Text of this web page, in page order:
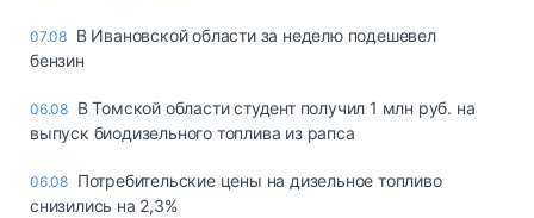
07.08 В Ивановской области за неделю подешевел
бензин
06.08 В Томской области студент получил 1 млн руб. на
выпуск биодизельного топлива из рапса
06.08 Потребительские цены на дизельное топливо
снизились на 2,3%